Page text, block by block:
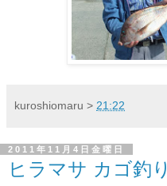
kuroshiomaru > 21:22
2011年11月4日金曜日
ヒラマサ カゴ釣り